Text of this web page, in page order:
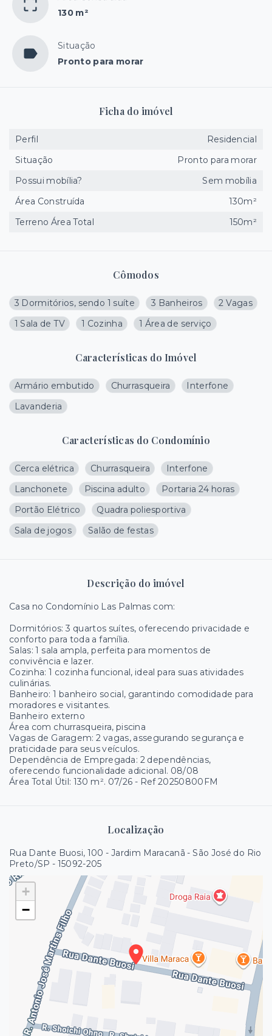
130 m²
Situação
Pronto para morar
Cômodos
3 Dormitórios, sendo 1 suíte 3 Banheiros
2 Vagas
1 Sala de TV
1 Cozinha 1 Área de serviço
Características do Imóvel
Armário embutido Churrasqueira
Interfone
Lavanderia
Características do Condomínio
Cerca elétrica Churrasqueira
Interfone
Lanchonete
Piscina adulto
Portaria 24 horas
Portão Elétrico
Quadra poliesportiva
Sala de jogos
Salão de festas
Descrição do imóvel
Casa no Condomínio Las Palmas com:
Dormitórios: 3 quartos suítes, oferecendo privacidade e
conforto para toda a família.
Salas: 1 sala ampla, perfeita para momentos de
convivência e lazer.
Cozinha: 1 cozinha funcional, ideal para suas atividades
culinárias.
Banheiro: 1 banheiro social, garantindo comodidade para
moradores e visitantes.
Banheiro externo
Área com churrasqueira, piscina
Vagas de Garagem: 2 vagas, assegurando segurança e
praticidade para seus veículos.
Dependência de Empregada: 2 dependências,
oferecendo funcionalidade adicional. 08/08
Área Total Útil: 130 m². 07/26 - Ref 20250800FM
Localização
Rua Dante Buosi, 100 - Jardim Maracanã - São José do Rio
Preto/SP - 15092-205
+
−
Ficha do imóvel
Perfil
Residencial
Situação
Pronto para morar
Possui mobília?
Sem mobília
Área Construída
130m²
Terreno Área Total
150m²